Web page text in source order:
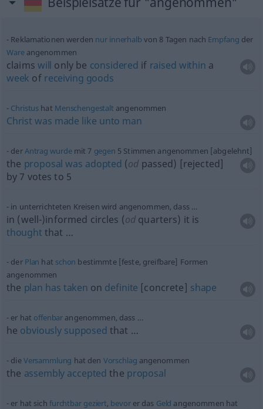
Reklamationen werden nur innerhalb von 8 Tagen nach Empfang der
Wareangenommen
claims will only be considered if raised within a
week of receiving goods
Christus hat Menschengestalt angenommen
Christ was made like unto man
derAntrag wurdemit 7 gegen 5 Stimmen angenommen [abgelehnt]
the proposal was adopted (od passed) [rejected]
by 7 votes to 5
in unterrichteten Kreisen wird angenommen, dass …
in (well-)informed circles (od quarters) it is
thought that …
der Plan hat schon bestimmte [feste, greifbare] Formen
angenommen
the plan has taken on definite [concrete] shape
er hat offenbar angenommen, dass …
he obviously supposed that …
dieVersammlung hat den Vorschlag angenommen
the assembly accepted the proposal
er hat sich furchtbar geziert, bevorer das Geld angenommen hat